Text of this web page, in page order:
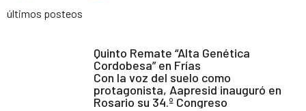
últimos posteos
Quinto Remate “Alta Genética
Cordobesa” en Frías
Con la voz del suelo como
protagonista, Aapresid inauguró en
Rosario su 34.º Congreso